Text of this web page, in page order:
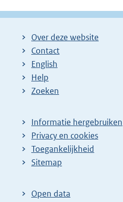
Over deze website
Contact
English
Help
Zoeken
Informatie hergebruiken
Privacy en cookies
Toegankelijkheid
Sitemap
Open data